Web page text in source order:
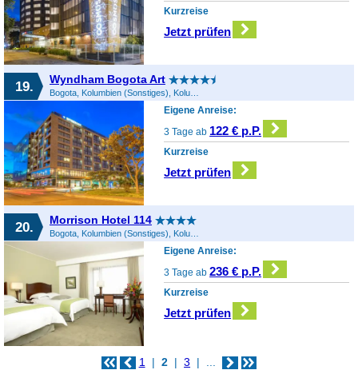
Kurzreise
Jetzt prüfen
19. Wyndham Bogota Art
Bogota, Kolumbien (Sonstiges), Kolumbien
Eigene Anreise:
3 Tage ab 122 € p.P.
Kurzreise
Jetzt prüfen
20. Morrison Hotel 114
Bogota, Kolumbien (Sonstiges), Kolumbien
Eigene Anreise:
3 Tage ab236 € p.P.
Kurzreise
Jetzt prüfen
1 2 3 ...